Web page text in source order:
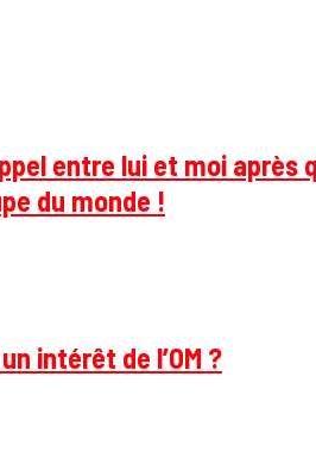
entre lui et moi après
du monde !
intérêt de l’OM ?